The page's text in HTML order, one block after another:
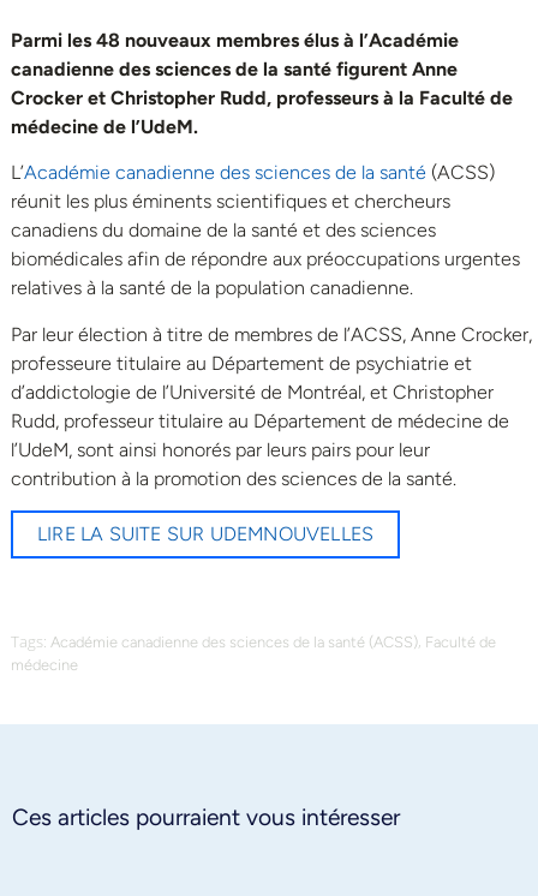
Parmi les 48 nouveaux membres élus à l’Académie
canadienne des sciences de la santé figurent Anne
Crocker et Christopher Rudd, professeurs à la Faculté de
médecine de l’UdeM.
L’Académie canadienne des sciences de la santé (ACSS)
réunit les plus éminents scientifiques et chercheurs
canadiens du domaine de la santé et des sciences
biomédicales afin de répondre aux préoccupations urgentes
relatives à la santé de la population canadienne.
Par leur élection à titre de membres de l’ACSS, Anne Crocker,
professeure titulaire au Département de psychiatrie et
d’addictologie de l’Université de Montréal, et Christopher
Rudd, professeur titulaire au Département de médecine de
l’UdeM, sont ainsi honorés par leurs pairs pour leur
contribution à la promotion des sciences de la santé.
LIRE LA SUITE SUR UDEMNOUVELLES
Tags: Académie canadienne des sciences de la santé (ACSS), Faculté de
médecine
Ces articles pourraient vous intéresser